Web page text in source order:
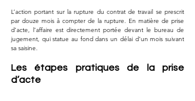
L’action portant sur la rupture du contrat de travail se prescrit
par douze mois à compter de la rupture. En matière de prise
d’acte, l’affaire est directement portée devant le bureau de
jugement, qui statue au fond dans un délai d’un mois suivant
sa saisine.
Les étapes pratiques de la prise
d’acte